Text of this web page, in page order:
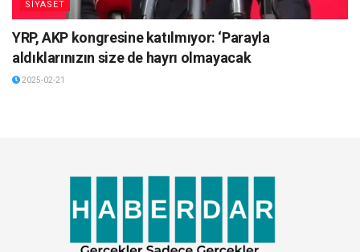
SİYASET
YRP, AKP kongresine katılmıyor: ‘Parayla
aldıklarınızın size de hayrı olmayacak
2025-02-21